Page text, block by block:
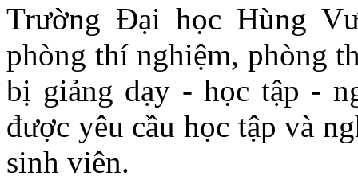
Trường Đại học Hùng
phòng thí nghiệm, phòng
bị giảng dạy - học tập -
được yêu cầu học tập và
sinh viên.